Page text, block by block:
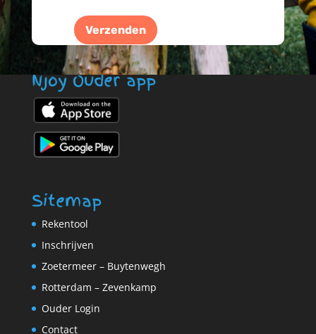
Njoy Ouder app
Sitemap
Rekentool
Inschrijven
Zoetermeer – Buytenwegh
Rotterdam – Zevenkamp
Ouder Login
Contact